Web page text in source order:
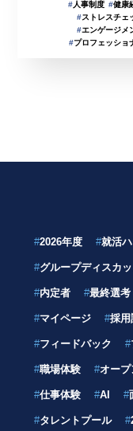
#人事制度 #健康
#ストレスチェ
#エンゲージメ
#プロフェッショ
#2026年度 #就活
#グループディスカ
#内定者 #最終選考
#マイページ #採用
#フィードバック #
#職場体験 #オープ
#仕事体験 #AI #
#タレントプール #